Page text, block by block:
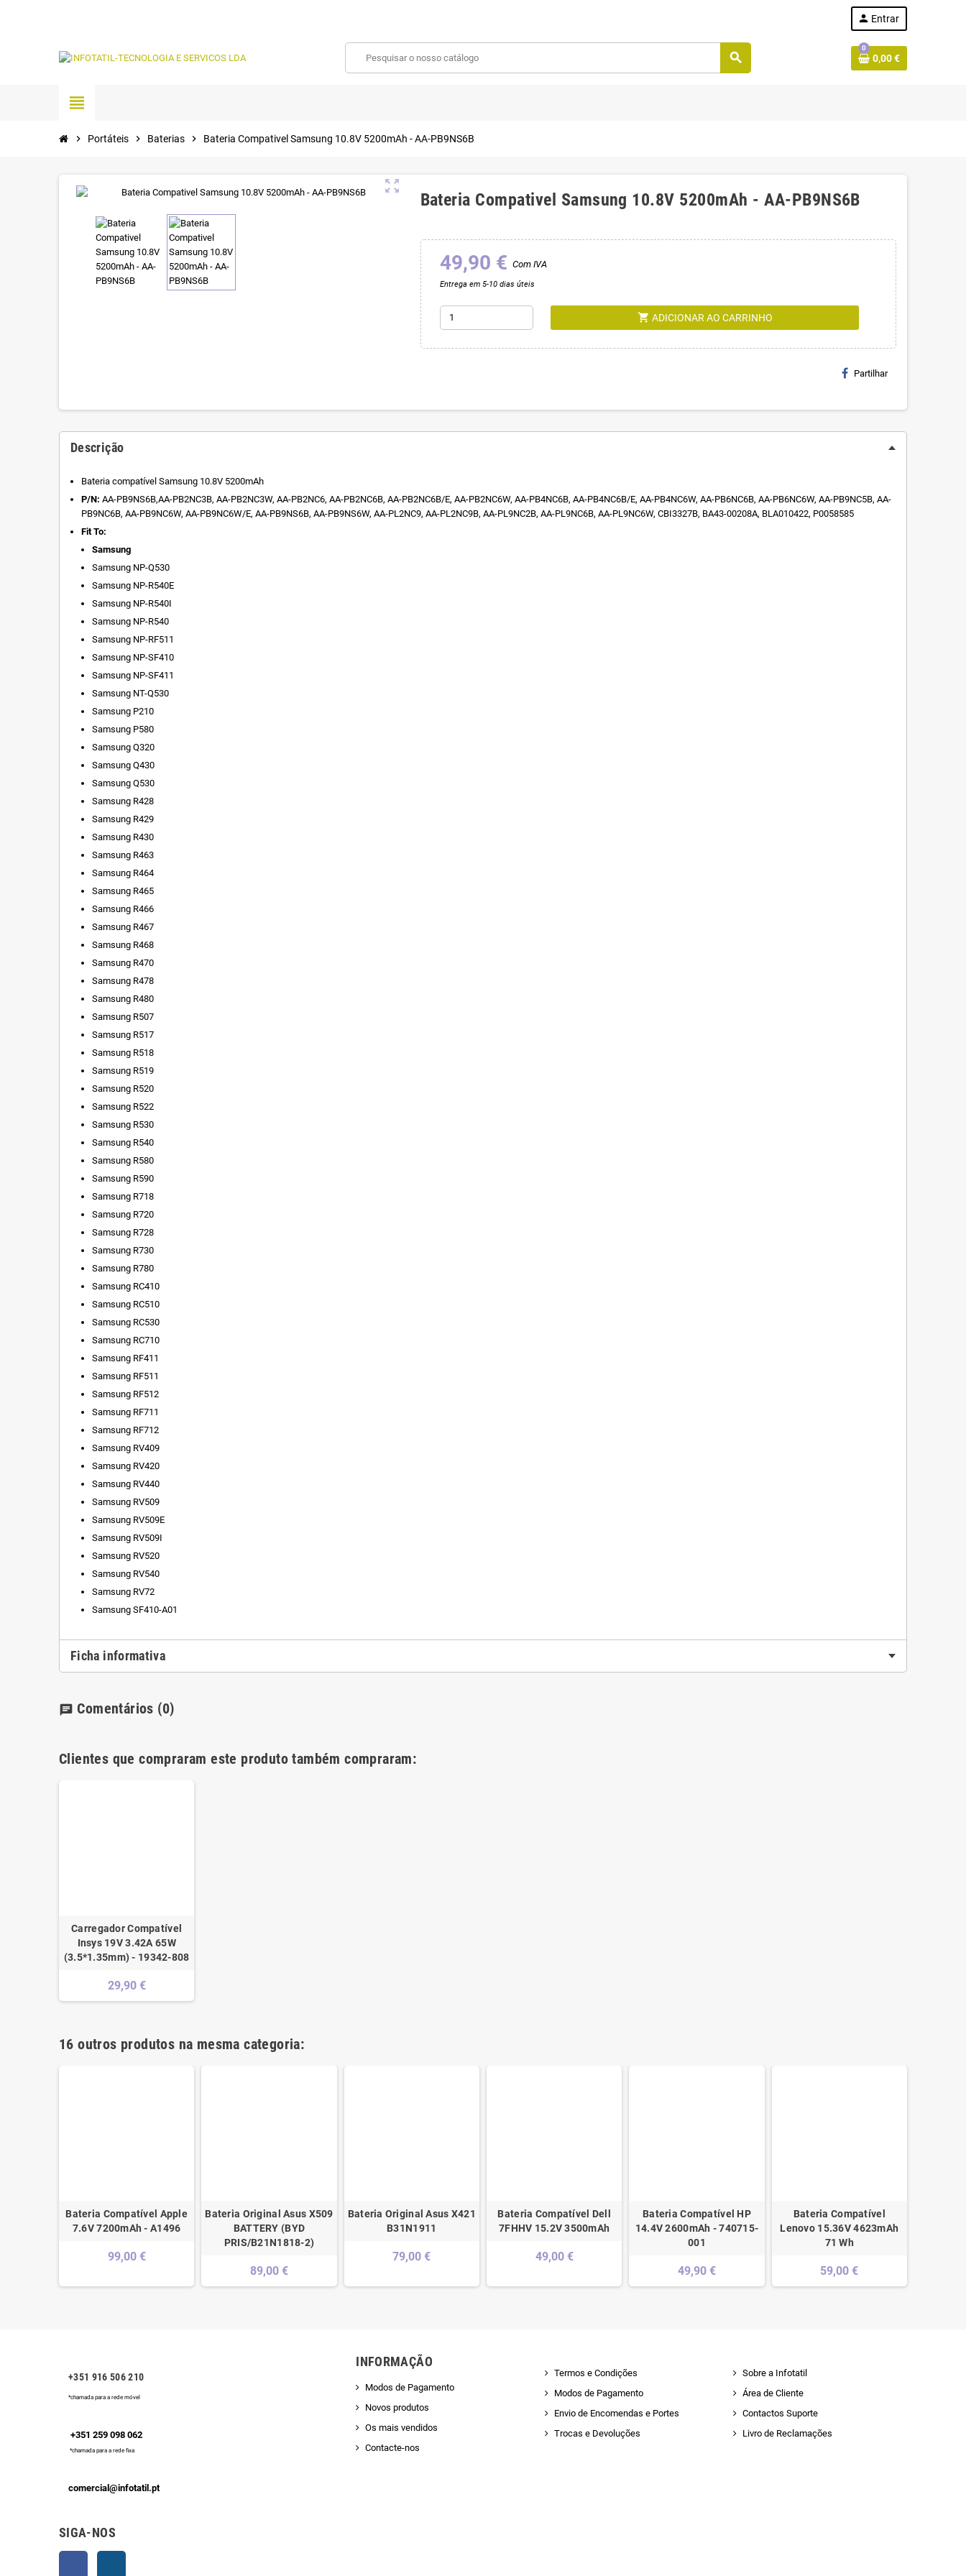
person Entrar
search
0
0,00 €
view_headline
chevron_right Portáteis chevron_right Baterias chevron_right Bateria Compativel Samsung 10.8V 5200mAh - AA-PB9NS6B
zoom_out_map
Bateria Compativel Samsung 10.8V 5200mAh - AA-PB9NS6B
49,90 € Com IVA
Entrega em 5-10 dias úteis
shopping_cart ADICIONAR AO CARRINHO
Partilhar
Descrição
Bateria compatível Samsung 10.8V 5200mAh
P/N: AA-PB9NS6B,AA-PB2NC3B, AA-PB2NC3W, AA-PB2NC6, AA-PB2NC6B, AA-PB2NC6B/E, AA-PB2NC6W, AA-PB4NC6B, AA-PB4NC6B/E, AA-PB4NC6W, AA-PB6NC6B, AA-PB6NC6W, AA-PB9NC5B, AA-
PB9NC6B, AA-PB9NC6W, AA-PB9NC6W/E, AA-PB9NS6B, AA-PB9NS6W, AA-PL2NC9, AA-PL2NC9B, AA-PL9NC2B, AA-PL9NC6B, AA-PL9NC6W, CBI3327B, BA43-00208A, BLA010422, P0058585
Fit To:
Samsung
Samsung NP-Q530
Samsung NP-R540E
Samsung NP-R540I
Samsung NP-R540
Samsung NP-RF511
Samsung NP-SF410
Samsung NP-SF411
Samsung NT-Q530
Samsung P210
Samsung P580
Samsung Q320
Samsung Q430
Samsung Q530
Samsung R428
Samsung R429
Samsung R430
Samsung R463
Samsung R464
Samsung R465
Samsung R466
Samsung R467
Samsung R468
Samsung R470
Samsung R478
Samsung R480
Samsung R507
Samsung R517
Samsung R518
Samsung R519
Samsung R520
Samsung R522
Samsung R530
Samsung R540
Samsung R580
Samsung R590
Samsung R718
Samsung R720
Samsung R728
Samsung R730
Samsung R780
Samsung RC410
Samsung RC510
Samsung RC530
Samsung RC710
Samsung RF411
Samsung RF511
Samsung RF512
Samsung RF711
Samsung RF712
Samsung RV409
Samsung RV420
Samsung RV440
Samsung RV509
Samsung RV509E
Samsung RV509I
Samsung RV520
Samsung RV540
Samsung RV72
Samsung SF410-A01
Ficha informativa
chat Comentários (0)
Clientes que compraram este produto também compraram:
Carregador Compatível
Insys 19V 3.42A 65W
(3.5*1.35mm) - 19342-808
29,90 €
16 outros produtos na mesma categoria:
Bateria Compatível Apple
7.6V 7200mAh - A1496
99,00 €
Bateria Original Asus X509
BATTERY (BYD
PRIS/B21N1818-2)
89,00 €
Bateria Original Asus X421
B31N1911
79,00 €
Bateria Compatível Dell
7FHHV 15.2V 3500mAh
49,00 €
Bateria Compatível HP
14.4V 2600mAh - 740715-
001
49,90 €
Bateria Compatível
Lenovo 15.36V 4623mAh
71 Wh
59,00 €
+351 916 506 210
*chamada para a rede móvel
+351 259 098 062
*chamada para a rede fixa
comercial@infotatil.pt
SIGA-NOS
INFORMAÇÃO
Modos de Pagamento
Novos produtos
Os mais vendidos
Contacte-nos
Termos e Condições
Modos de Pagamento
Envio de Encomendas e Portes
Trocas e Devoluções
Sobre a Infotatil
Área de Cliente
Contactos Suporte
Livro de Reclamações